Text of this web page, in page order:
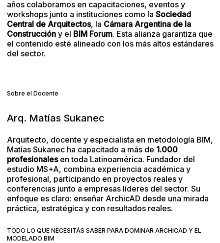
años colaboramos en capacitaciones, eventos y
workshops junto a instituciones como laSociedad
Central de Arquitectos, la Cámara Argentina de la
Construcción y el BIM Forum. Esta alianza garantiza que
el contenido esté alineado con los más altos estándares
del sector.
Sobre el Docente
Arq. Matías Sukanec
Arquitecto, docente y especialista en metodología BIM,
Matías Sukanec ha capacitado a más de 1.000
profesionalesen toda Latinoamérica. Fundador del
estudio MS+A, combina experiencia académica y
profesional, participando en proyectos reales y
conferencias junto a empresas líderes del sector. Su
enfoque es claro: enseñar ArchicAD desde una mirada
práctica, estratégica y con resultados reales.
TODO LO QUE NECESITÁS SABER PARA DOMINAR ARCHICAD Y EL
MODELADO BIM